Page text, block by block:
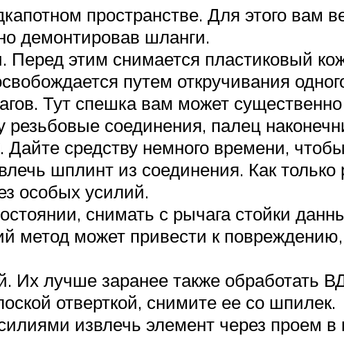
пространстве. Для этого вам
демонтировав шланги.
Перед этим снимается пластиковый
путем откручивания
Тут спешка вам может
соединения, палец
Дайте средству немного времени,
шплинт из соединения. Как только
особых усилий.
снимать с рычага стойки
метод может привести к
Их лучше заранее также обработать
отверткой, снимите ее со шпилек.
извлечь элемент через проем в